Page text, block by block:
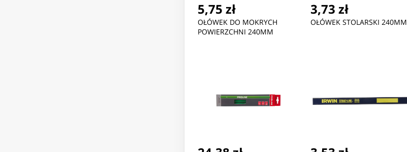
5,75 zł
OŁÓWEK DO MOKRYCH
POWIERZCHNI 240MM
3,73 zł
OŁÓWEK STOLARSKI 240MM